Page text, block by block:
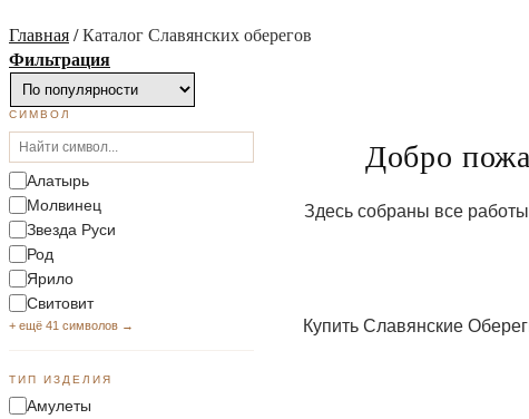
Главная/Каталог Славянских оберегов
Фильтрация
СИМВОЛ
Алатырь
Молвинец
Звезда Руси
Род
Ярило
Свитовит
+ ещё 41 символов →
ТИП ИЗДЕЛИЯ
Амулеты
Добро
Здесь собраны все
Купить Славянские